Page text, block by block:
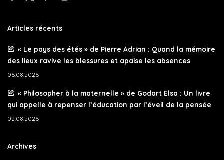
Articles récents
« Le pays des étés » de Pierre Adrian : Quand la mémoire
des lieux ravive les blessures et apaise les absences
06.08.2026
« Philosopher à la maternelle » de Godart Elsa : Un livre
qui appelle à repenser l’éducation par l’éveil de la pensée
02.08.2026
Archives